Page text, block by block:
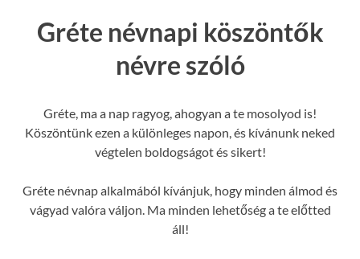
Gréte névnapi köszöntők
névre szóló
Gréte, ma a nap ragyog, ahogyan a te mosolyod is!
Köszöntünk ezen a különleges napon, és kívánunk neked
végtelen boldogságot és sikert!
Gréte névnap alkalmából kívánjuk, hogy minden álmod és
vágyad valóra váljon. Ma minden lehetőség a te előtted
áll!